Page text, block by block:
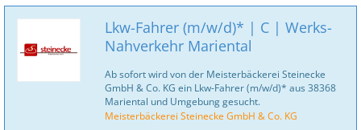
Lkw-Fahrer (m/w/d)* | C | Werks-
Nahverkehr Mariental
Ab sofort wird von der Meisterbäckerei Steinecke
GmbH & Co. KG ein Lkw-Fahrer (m/w/d)* aus 38368
Mariental und Umgebung gesucht.
Meisterbäckerei Steinecke GmbH & Co. KG